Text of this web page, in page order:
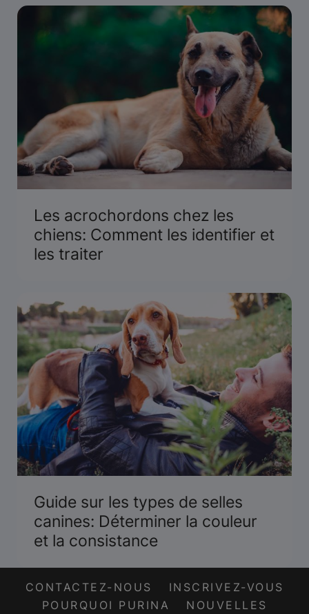
connaître. Renseignez‑vous.
Les acrochordons chez les
chiens: Comment les identifier et
les traiter
Guide sur les types de selles
canines: Déterminer la couleur
et la consistance
CONTACTEZ-NOUS
INSCRIVEZ-VOUS
POURQUOI PURINA
NOUVELLES